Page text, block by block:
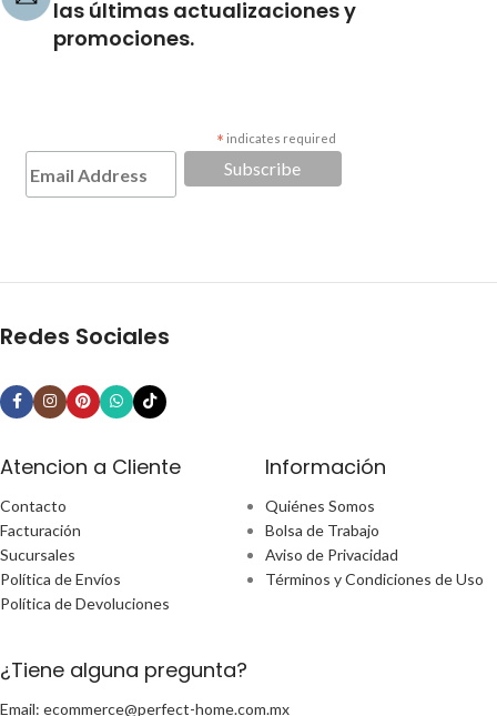
las últimas actualizaciones y
promociones.
* indicates required
Redes Sociales
Atencion a Cliente
Contacto
Facturación
Sucursales
Política de Envíos
Política de Devoluciones
Información
Quiénes Somos
Bolsa de Trabajo
Aviso de Privacidad
Términos y Condiciones de Uso
¿Tiene alguna pregunta?
Email: ecommerce@perfect-home.com.mx